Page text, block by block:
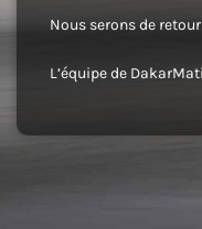
Nous serons de
L’équipe de